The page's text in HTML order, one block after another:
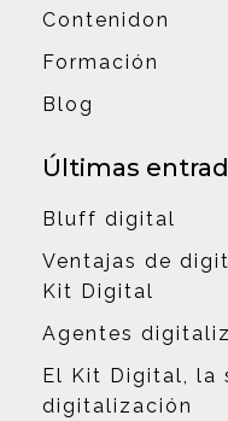
Contenidon
Formación
Blog
Últimas
Bluff digital
Ventajas de
Kit Digital
Agentes
El Kit Digital, la
digitalización